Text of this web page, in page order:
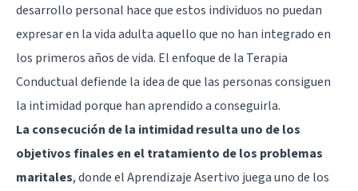
desarrollo personal hace que estos individuos no puedan
expresar en la vida adulta aquello que no han integrado en
los primeros años de vida. El enfoque de la Terapia
Conductual defiende la idea de que las personas consiguen
la intimidad porque han aprendido a conseguirla.
La consecución de la intimidad resulta uno de los
objetivos finales en el tratamiento de los problemas
maritales, donde el Aprendizaje Asertivo juega uno de los